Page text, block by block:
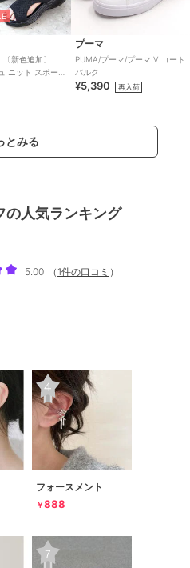
〔新色追加〕
ニット スポーツ
プーマ
PUMA/プーマ/プーマ V コート
バルク
¥5,390 再入荷
とみる
の人気ランキング
5.00
（ 1件の口コミ ）
フォースメント
￥888